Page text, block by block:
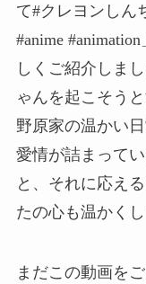
て#クレヨンしん
#anime
しくご紹介しま
ゃんを起こそう
野原家の温かい
愛情が詰まって
と、それに応え
たの心も温かく
まだこの動画を